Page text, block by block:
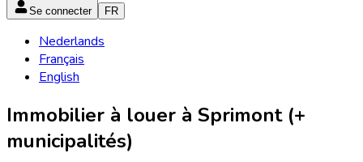
Se connecter FR
Nederlands
Français
English
Immobilier à louer à Sprimont (+
municipalités)